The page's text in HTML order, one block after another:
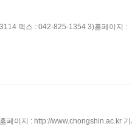
팩스 : 042-825-1354 3)홈페이지 :
페이지 : http://www.chongshin.ac.kr